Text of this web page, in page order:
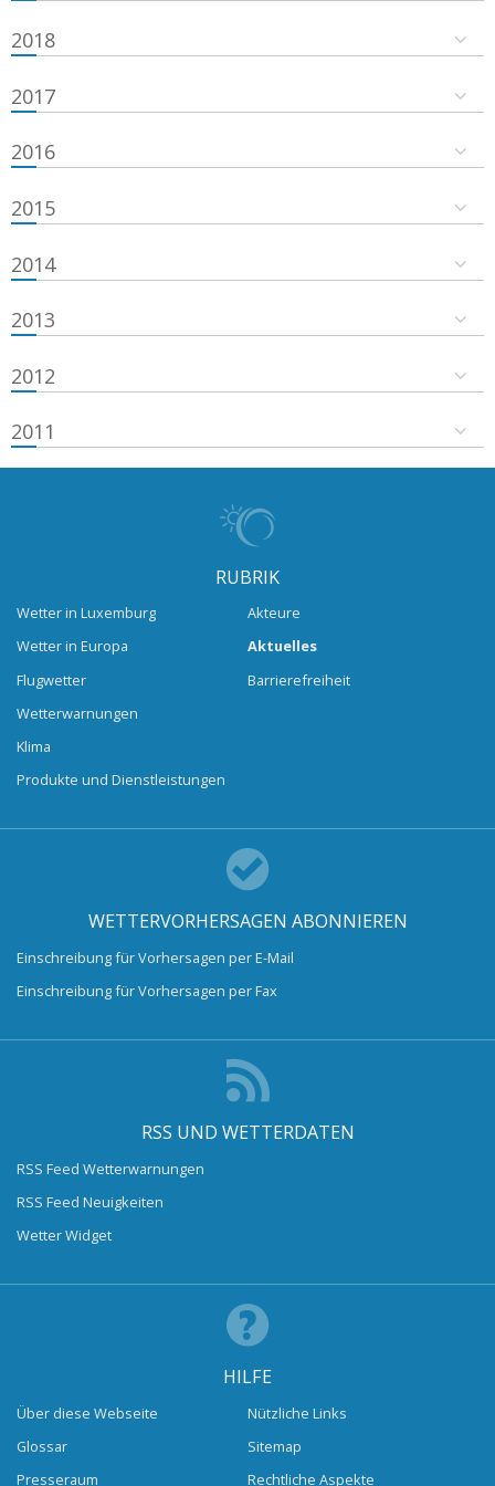
2018
2017
2016
2015
2014
2013
2012
2011
RUBRIK
Wetter in Luxemburg
Wetter in Europa
Flugwetter
Wetterwarnungen
Klima
Produkte und Dienstleistungen
Akteure
Aktuelles
Barrierefreiheit
WETTERVORHERSAGEN ABONNIEREN
Einschreibung für Vorhersagen per E-Mail
Einschreibung für Vorhersagen per Fax
RSS UND WETTERDATEN
RSS Feed Wetterwarnungen
RSS Feed Neuigkeiten
Wetter Widget
HILFE
Über diese Webseite
Glossar
Presseraum
Nützliche Links
Sitemap
Rechtliche Aspekte